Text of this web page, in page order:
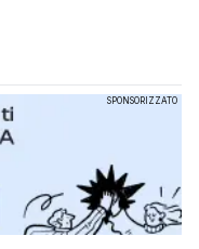
SPONSORIZZATO